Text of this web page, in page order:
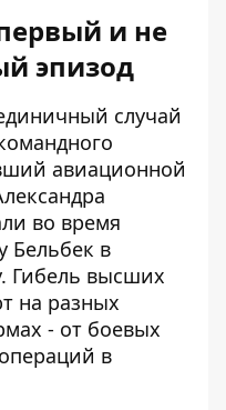
и не
эпизод
случай
авиационной
во время
Бельбек в
Гибель высших
на разных
- от боевых
в